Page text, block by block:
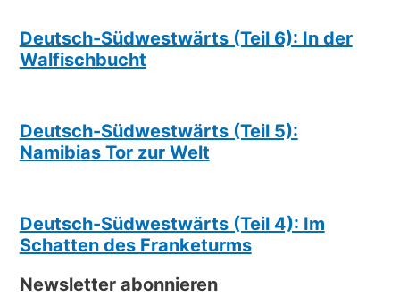
Deutsch-Südwestwärts (Teil 6): In der
Walfischbucht
Deutsch-Südwestwärts (Teil 5):
Namibias Tor zur Welt
Deutsch-Südwestwärts (Teil 4): Im
Schatten des Franketurms
Newsletter abonnieren